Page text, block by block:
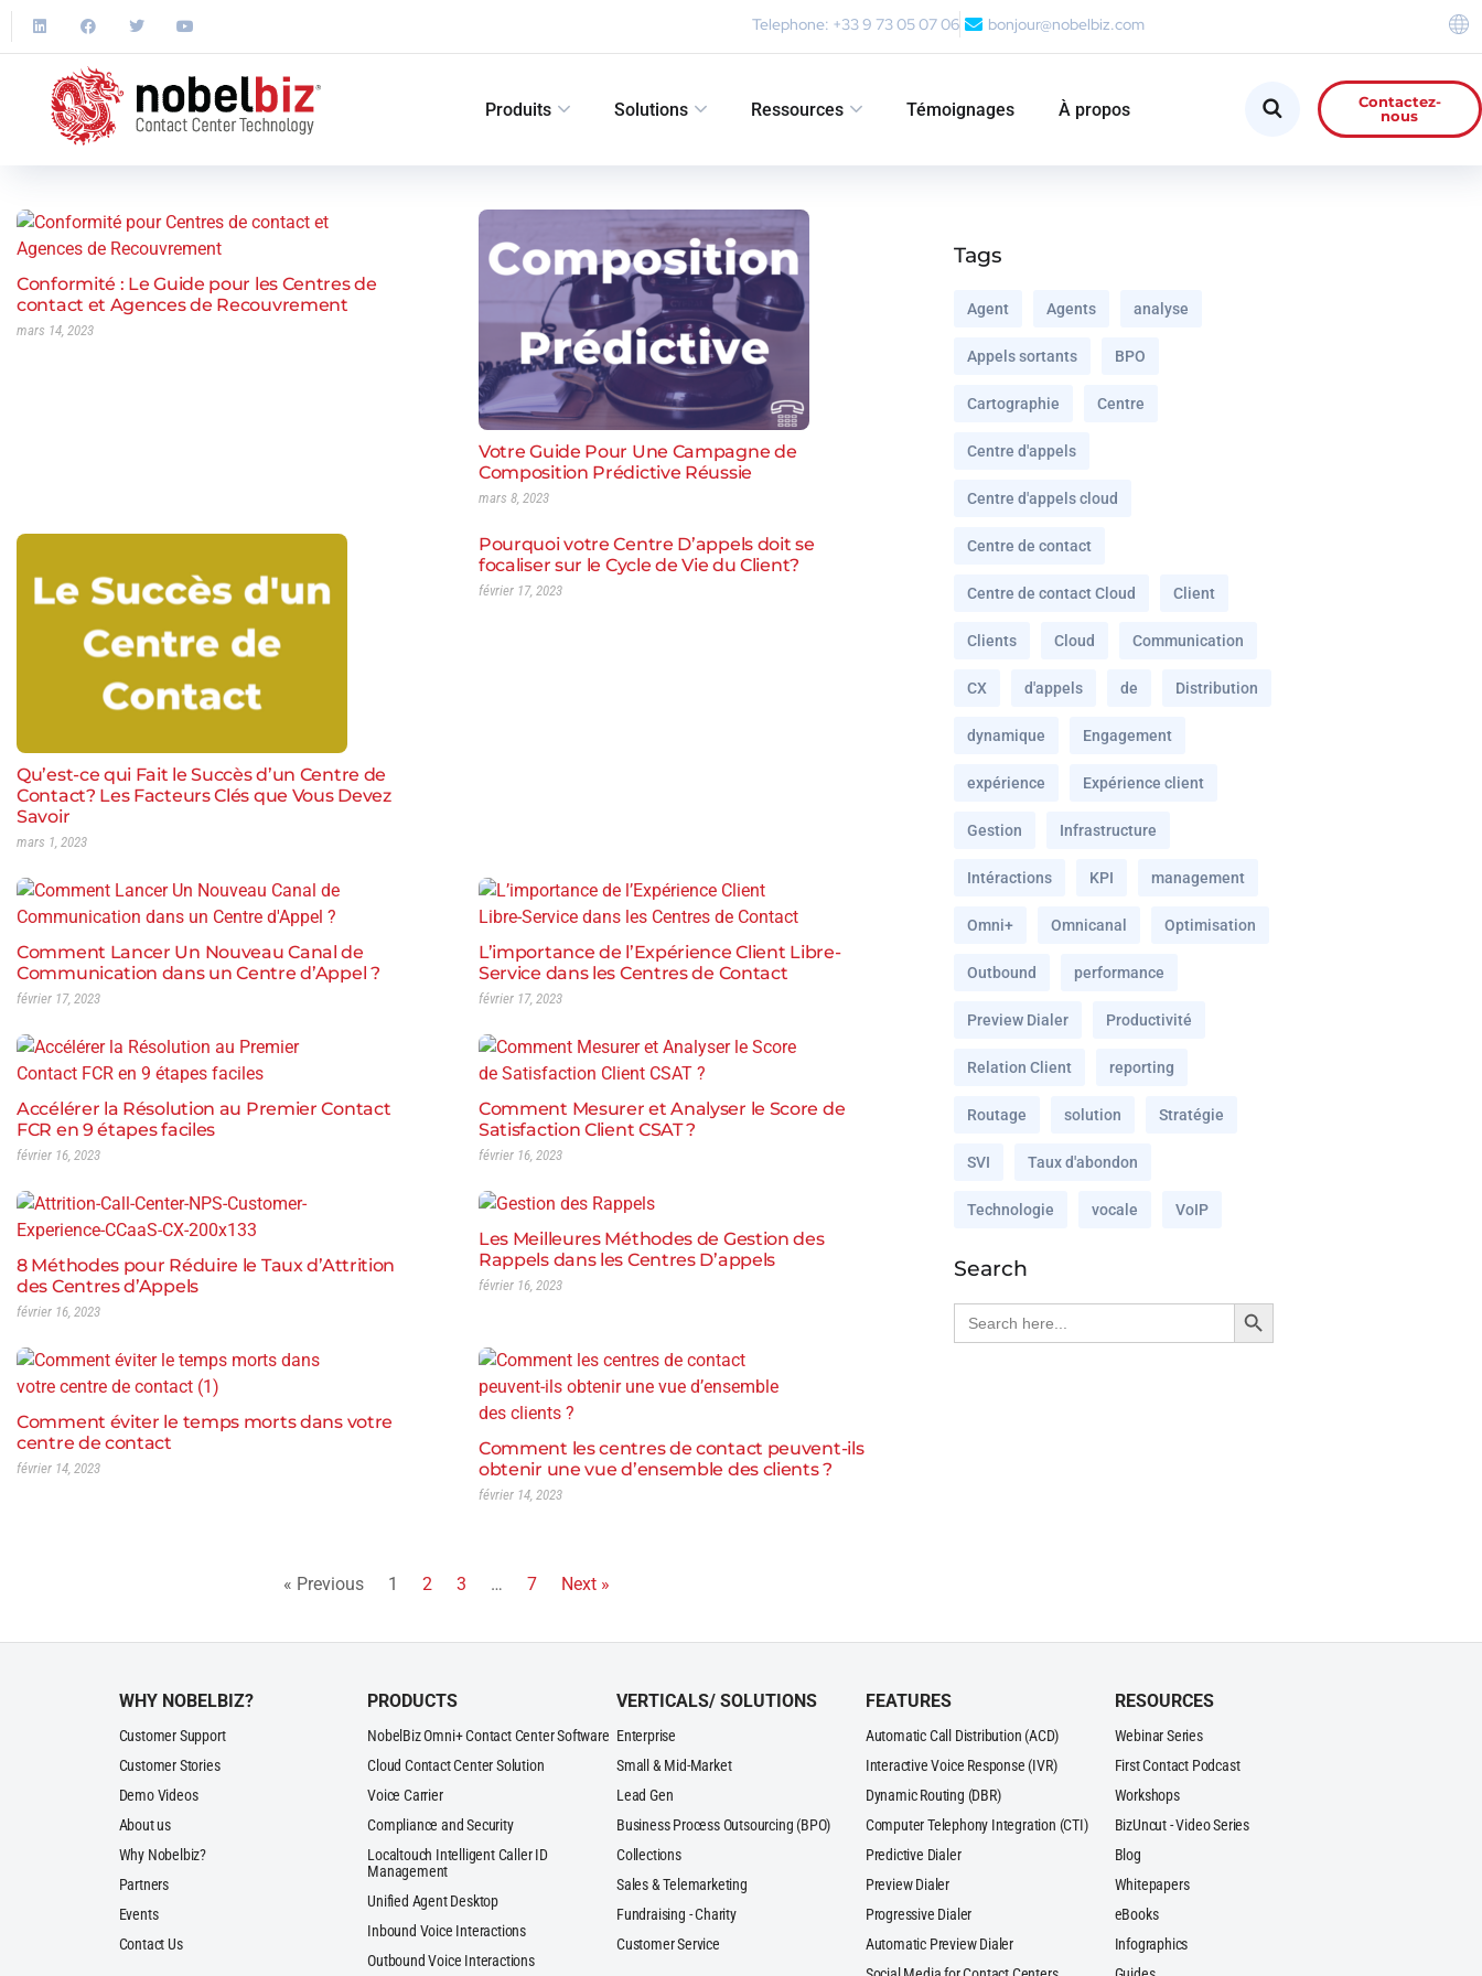
Telephone: +33 9 73 05 07 06 bonjour@nobelbiz.com
Produits Solutions Ressources Témoignages À propos
Contactez-
nous
Conformité : Le Guide pour les Centres de
contact et Agences de Recouvrement
mars 14, 2023
Votre Guide Pour Une Campagne de
Composition Prédictive Réussie
mars 8, 2023
Qu’est-ce qui Fait le Succès d’un Centre de
Contact? Les Facteurs Clés que Vous Devez
Savoir
mars 1, 2023
Pourquoi votre Centre D’appels doit se
focaliser sur le Cycle de Vie du Client?
février 17, 2023
Comment Lancer Un Nouveau Canal de
Communication dans un Centre d’Appel ?
février 17, 2023
L’importance de l’Expérience Client Libre-
Service dans les Centres de Contact
février 17, 2023
Accélérer la Résolution au Premier Contact
FCR en 9 étapes faciles
février 16, 2023
Comment Mesurer et Analyser le Score de
Satisfaction Client CSAT ?
février 16, 2023
8 Méthodes pour Réduire le Taux d’Attrition
des Centres d’Appels
février 16, 2023
Les Meilleures Méthodes de Gestion des
Rappels dans les Centres D’appels
février 16, 2023
Comment éviter le temps morts dans votre
centre de contact
février 14, 2023
Comment les centres de contact peuvent-ils
obtenir une vue d’ensemble des clients ?
février 14, 2023
« Previous 1 2 3 … 7 Next »
Tags
Agent Agents analyse
Appels sortants BPO
Cartographie Centre
Centre d'appels
Centre d'appels cloud
Centre de contact
Centre de contact Cloud Client
Clients Cloud Communication
CX d'appels de Distribution
dynamique Engagement
expérience Expérience client
Gestion Infrastructure
Intéractions KPI management
Omni+ Omnicanal Optimisation
Outbound performance
Preview Dialer Productivité
Relation Client reporting
Routage solution Stratégie
SVI Taux d'abondon
Technologie vocale VoIP
Search
Search
for:
Search Button
WHY NOBELBIZ?
Customer Support
Customer Stories
Demo Videos
About us
Why Nobelbiz?
Partners
Events
Contact Us
PRODUCTS
NobelBiz Omni+ Contact Center Software
Cloud Contact Center Solution
Voice Carrier
Compliance and Security
Localtouch Intelligent Caller ID
Management
Unified Agent Desktop
Inbound Voice Interactions
Outbound Voice Interactions
VERTICALS/ SOLUTIONS
Enterprise
Small & Mid-Market
Lead Gen
Business Process Outsourcing (BPO)
Collections
Sales & Telemarketing
Fundraising - Charity
Customer Service
FEATURES
Automatic Call Distribution (ACD)
Interactive Voice Response (IVR)
Dynamic Routing (DBR)
Computer Telephony Integration (CTI)
Predictive Dialer
Preview Dialer
Progressive Dialer
Automatic Preview Dialer
RESOURCES
Webinar Series
First Contact Podcast
Workshops
BizUncut - Video Series
Blog
Whitepapers
eBooks
Infographics